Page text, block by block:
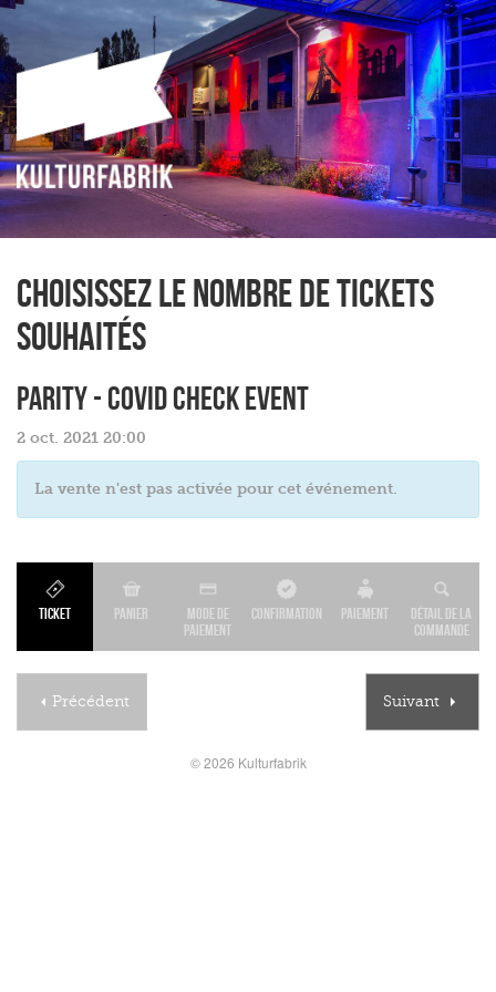
Choisissez le nombre de tickets
souhaités
PARITY - Covid Check EVENT
2 oct. 2021 20:00
La vente n'est pas activée pour cet événement.
Ticket Panier
Mode de
paiement
Confirmation Paiement
Détail de la
commande
Précédent Suivant
© 2026 Kulturfabrik